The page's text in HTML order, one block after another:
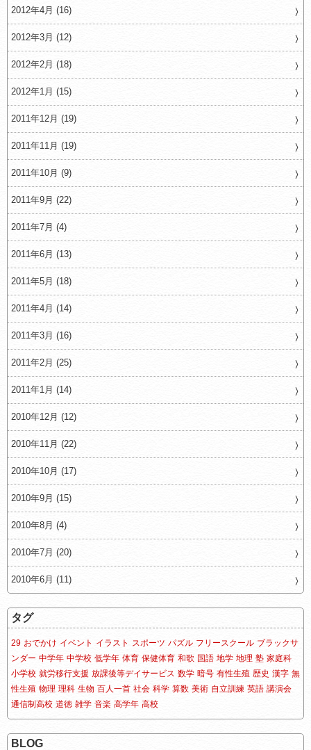
2012年4月 (16)
2012年3月 (12)
2012年2月 (18)
2012年1月 (15)
2011年12月 (19)
2011年11月 (19)
2011年10月 (9)
2011年9月 (22)
2011年7月 (4)
2011年6月 (13)
2011年5月 (18)
2011年4月 (14)
2011年3月 (16)
2011年2月 (25)
2011年1月 (14)
2010年12月 (12)
2010年11月 (22)
2010年10月 (17)
2010年9月 (15)
2010年8月 (4)
2010年7月 (20)
2010年6月 (11)
タグ
29 おでかけ イベント イラスト スポーツ パズル フリースクール ブラックサ
ンダー 中学年 中学校 低学年 体育 保健体育 和歌 国語 地学 地理 塾 家庭科
小学校 就労移行支援 放課後等デイサービス 数学 暗号 有性生殖 歴史 漢字 無
性生殖 物理 理科 生物 百人一首 社会 科学 算数 美術 自立訓練 英語 講演会
通信制高校 道徳 雑学 音楽 高学年 高校
BLOG